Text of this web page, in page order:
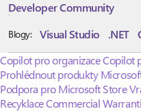
Developer Community
Blogy: Visual Studio .NET
Copilot pro organizaceCopilot
Prohlédnout produkty
Podpora pro Microsoft Store
RecyklaceCommercial